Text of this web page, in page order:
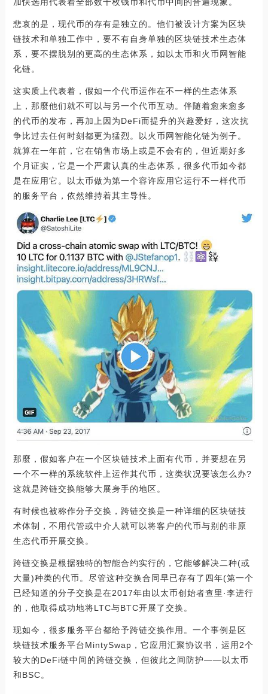
加快选用代表着全部数千枚钱币和代币中间的普遍现象。
悲哀的是，现代币的存有是独立的。他们被设计方案为区块
链技术和单独工作中，要不有自身单独的区块链技术生态体
系，要不摆脱别的更高的生态体系，如以太币和火币网智能
化链。
这实质上代表着，假如一个代币运作在不一样的生态体系
上，那麼他们就不可以与另一个代币互动。伴随着愈来愈多
的代币的发布，再加上因为DeFi而提升的兴趣爱好，这次抗
争比过去任何时刻都更为猛烈。以火币网智能化链为例子。
就算在一年前，它在销售市场上或是不会有的，但近期好多
个月证实，它是一个严肃认真的生态体系，很多代币如今都
是在应用它。以太币做为第一个容许应用它运行不一样代币
的服务平台，依然维持着其主导性。
那麼，假如客户在一个区块链技术上面有代币，并要想在另
一个不一样的系统软件上运作其代币，这类状况要该怎么办?
这就是跨链交换能够大展身手的地区。
有时候也被称作分子交换，跨链交换是一种详细的区块链技
术体制，不用代管或中介人就可以将客户的代币与别的非原
生态代币开展交换。
跨链交换是根据独特的智能合约实行的，它能够解决二种(或
大量)种类的代币。尽管这种交换合同早已存有了四年(第一个
已经知道的分子交换是在2017年由以太币创始者查里·李进行
的，他取得成功地将LTC与BTC开展了交换。
现如今，很多服务平台都给予跨链交换作用。一个事例是区
块链技术服务平台MintySwap，它应用汇聚协议书，运用2个
较大的DeFi链中间的跨链交换，但彼此之间防护——以太币
和BSC。